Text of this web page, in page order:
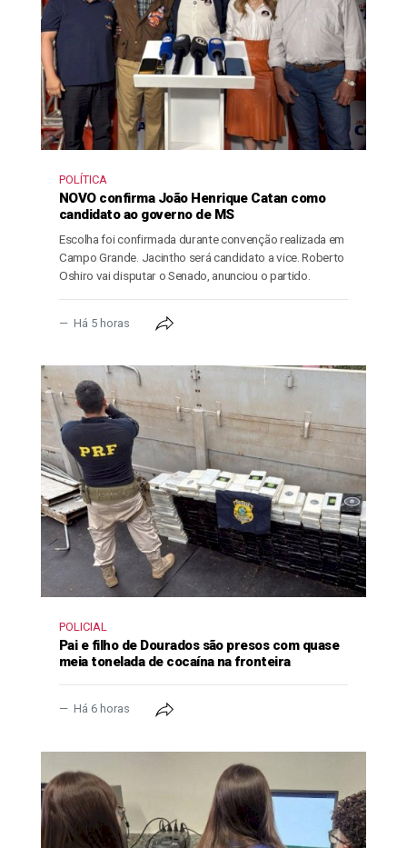
POLÍTICA
NOVO confirma João Henrique Catan como
candidato ao governo de MS
Escolha foi confirmada durante convenção realizada em
Campo Grande. Jacintho será candidato a vice. Roberto
Oshiro vai disputar o Senado, anunciou o partido.
Há 5 horas
POLICIAL
Pai e filho de Dourados são presos com quase
meia tonelada de cocaína na fronteira
Há 6 horas